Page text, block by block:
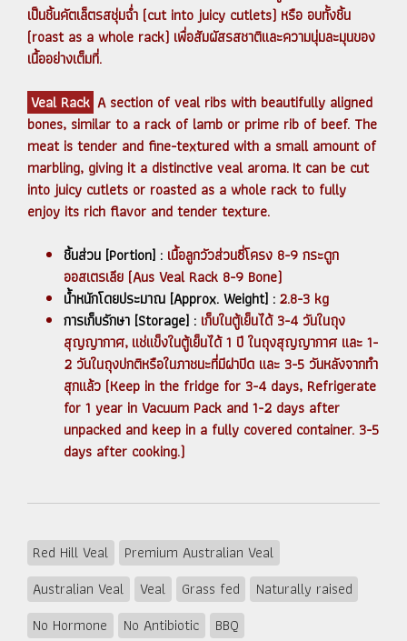
เป็นชิ้นคัตเล็ตรสชุ่มฉ่ำ (cut into juicy cutlets) หรือ อบทั้งชิ้น
(roast as a whole rack) เพื่อสัมผัสรสชาติและความนุ่มละมุนของ
เนื้ออย่างเต็มที่.
Veal Rack A section of veal ribs with beautifully aligned
bones, similar to a rack of lamb or prime rib of beef. The
meat is tender and fine-textured with a small amount of
marbling, giving it a distinctive veal aroma. It can be cut
into juicy cutlets or roasted as a whole rack to fully
enjoy its rich flavor and tender texture.
ชิ้นส่วน [Portion] : เนื้อลูกวัวส่วนซี่โครง 8-9 กระดูก
ออสเตรเลีย (Aus Veal Rack 8-9 Bone)
น้ำหนักโดยประมาณ [Approx. Weight] : 2.8-3 kg
การเก็บรักษา [Storage] : เก็บในตู้เย็นได้ 3-4 วันในถุง
สุญญากาศ, แช่แข็งในตู้เย็นได้ 1 ปี ในถุงสุญญากาศ และ 1-
2 วันในถุงปกติหรือในภาชนะที่มีฝาปิด และ 3-5 วันหลังจากทำ
สุกแล้ว (Keep in the fridge for 3-4 days, Refrigerate
for 1 year in Vacuum Pack and 1-2 days after
unpacked and keep in a fully covered container. 3-5
days after cooking.)
Red Hill Veal
Premium Australian Veal
Australian Veal
Veal Grass fed
Naturally raised
No Hormone
No Antibiotic BBQ